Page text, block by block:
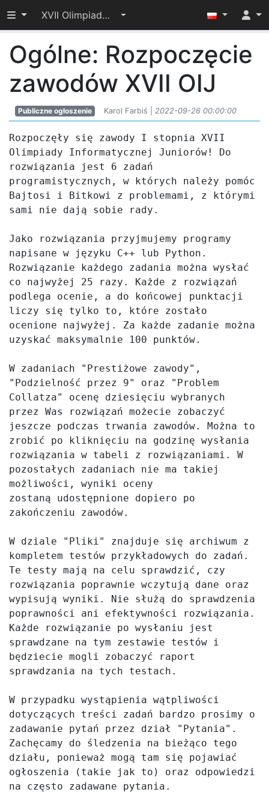
Przełącz widoczność menu
XVII Olimpiada Informatyczna Juniorów – I etap
Ogólne: Rozpoczęcie
zawodów XVII OIJ
Publiczne ogłoszenie Karol Farbiś | 2022-09-26 00:00:00
Rozpoczęły się zawody I stopnia XVII
Olimpiady Informatycznej Juniorów! Do
rozwiązania jest 6 zadań
programistycznych, w których należy pomóc
Bajtosi i Bitkowi z problemami, z którymi
sami nie dają sobie rady.
Jako rozwiązania przyjmujemy programy
napisane w języku C++ lub Python.
Rozwiązanie każdego zadania można wysłać
co najwyżej 25 razy. Każde z rozwiązań
podlega ocenie, a do końcowej punktacji
liczy się tylko to, które zostało
ocenione najwyżej. Za każde zadanie można
uzyskać maksymalnie 100 punktów.
W zadaniach "Prestiżowe zawody",
"Podzielność przez 9" oraz "Problem
Collatza" ocenę dziesięciu wybranych
przez Was rozwiązań możecie zobaczyć
jeszcze podczas trwania zawodów. Można to
zrobić po kliknięciu na godzinę wysłania
rozwiązania w tabeli z rozwiązaniami. W
pozostałych zadaniach nie ma takiej
możliwości, wyniki oceny
zostaną udostępnione dopiero po
zakończeniu zawodów.
W dziale "Pliki" znajduje się archiwum z
kompletem testów przykładowych do zadań.
Te testy mają na celu sprawdzić, czy
rozwiązania poprawnie wczytują dane oraz
wypisują wyniki. Nie służą do sprawdzenia
poprawności ani efektywności rozwiązania.
Każde rozwiązanie po wysłaniu jest
sprawdzane na tym zestawie testów i
będziecie mogli zobaczyć raport
sprawdzania na tych testach.
W przypadku wystąpienia wątpliwości
dotyczących treści zadań bardzo prosimy o
zadawanie pytań przez dział "Pytania".
Zachęcamy do śledzenia na bieżąco tego
działu, ponieważ mogą tam się pojawiać
ogłoszenia (takie jak to) oraz odpowiedzi
na często zadawane pytania.